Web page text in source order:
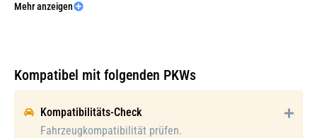
Verpackungslänge [cm]:
Gewicht [kg]:
Verpackungshöhe: 12 mm
Mehr anzeigen
Kompatibel mit folgenden PKWs
Kompatibilitäts-Check
Fahrzeugkompatibilität prüfen.